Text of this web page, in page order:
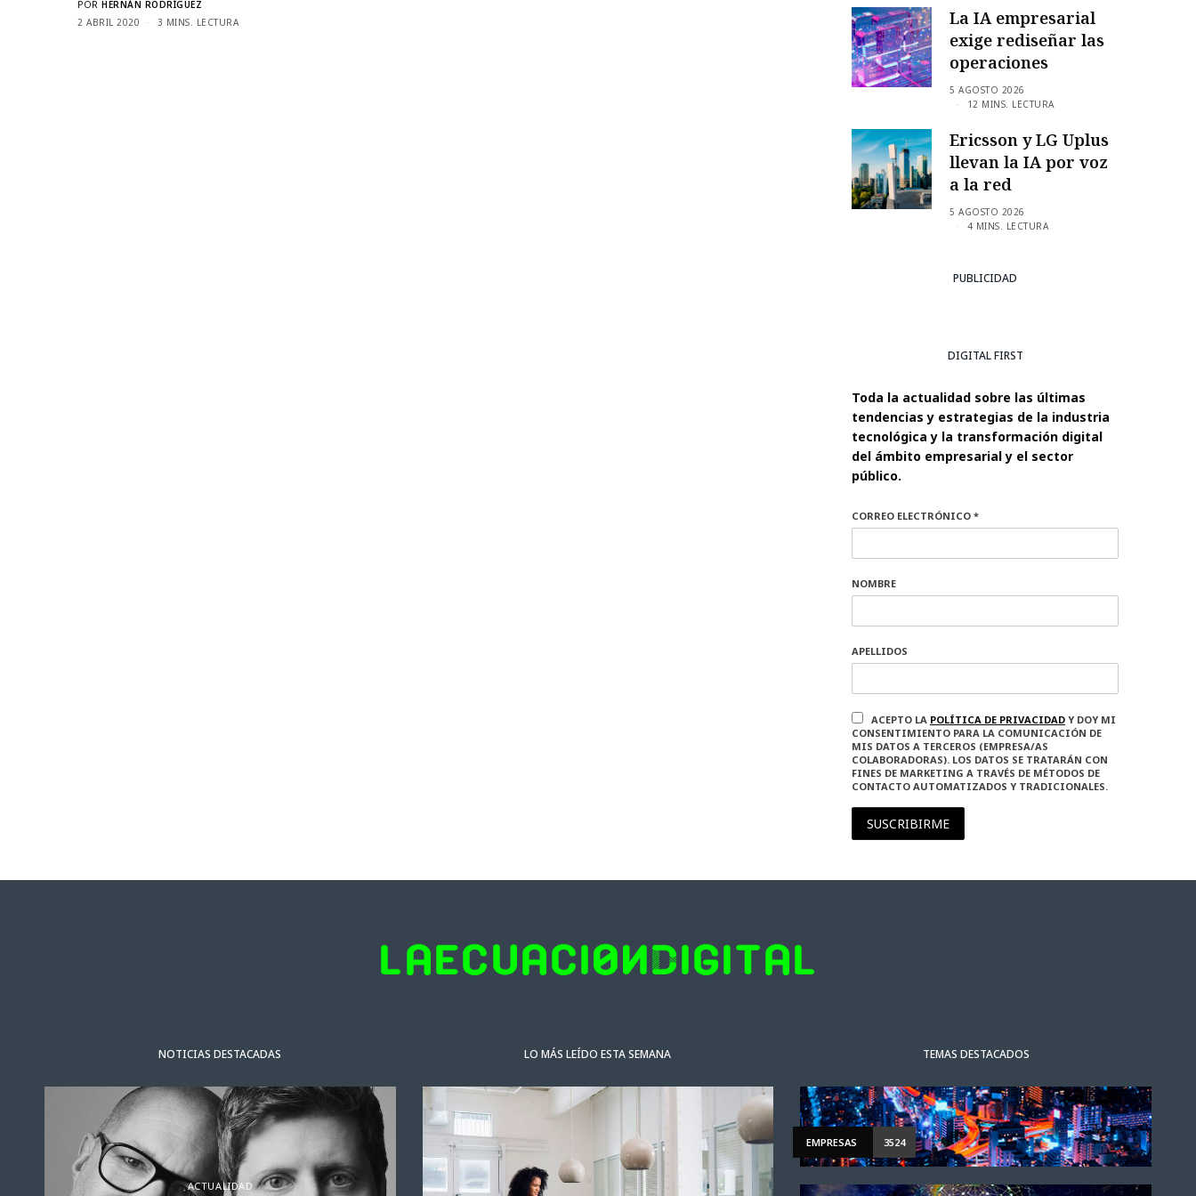
POR HERNÁN RODRÍGUEZ
2 ABRIL 2020
3 MINS. LECTURA
La IA empresarial
exige rediseñar las
operaciones
5 AGOSTO 2026
12 MINS. LECTURA
Ericsson y LG Uplus
llevan la IA por voz
a la red
5 AGOSTO 2026
4 MINS. LECTURA
PUBLICIDAD
DIGITAL FIRST
Toda la actualidad sobre las últimas
tendencias y estrategias de la industria
tecnológica y la transformación digital
del ámbito empresarial y el sector
público.
CORREO ELECTRÓNICO *
NOMBRE
APELLIDOS
ACEPTO LA POLÍTICA DE PRIVACIDAD Y DOY MI
CONSENTIMIENTO PARA LA COMUNICACIÓN DE
MIS DATOS A TERCEROS (EMPRESA/AS
COLABORADORAS). LOS DATOS SE TRATARÁN CON
FINES DE MARKETING A TRAVÉS DE MÉTODOS DE
CONTACTO AUTOMATIZADOS Y TRADICIONALES.
SUSCRIBIRME
NOTICIAS DESTACADAS
ACTUALIDAD NOTICIAS DESTACADAS ACTUALIDAD
LO MÁS LEÍDO ESTA SEMANA TEMAS DESTACADOS
EMPRESAS 3524